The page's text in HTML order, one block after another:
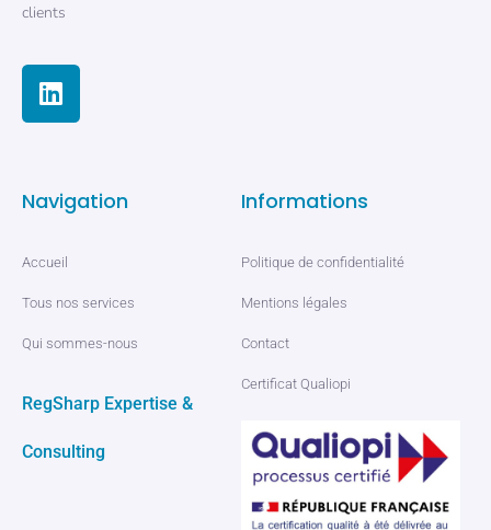
clients
Navigation
Accueil
Tous nos services
Qui sommes-nous
RegSharp Expertise &
Consulting
Informations
Politique de confidentialité
Mentions légales
Contact
Certificat Qualiopi